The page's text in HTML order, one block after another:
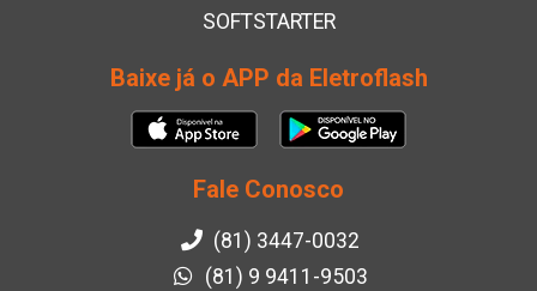
SOFTSTARTER
Baixe já o APP da Eletroflash
Fale Conosco
(81) 3447-0032
(81) 9 9411-9503